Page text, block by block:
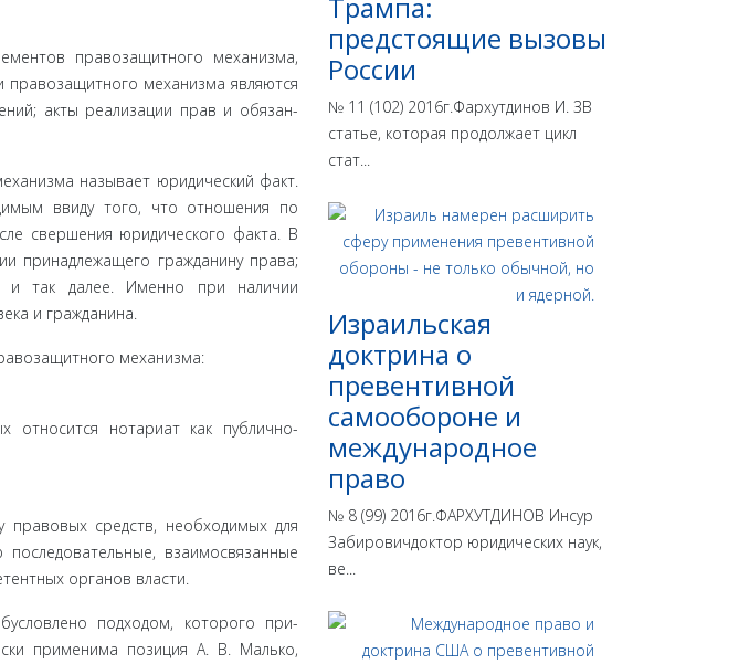
правозащитного механизма,
правозащитного механизма являются
акты реализации прав и обязан­
называет юридиче­ский факт.
ввиду того, что отноше­ния по
свершения юридического факта. В
принадлежащего гражда­нину права;
и так далее. Именно при наличии
и гражданина.
механизма:
относится нотариат как публично­
средств, необходимых для
взаимосвязанные
органов власти.
подходом, которого при­
применима позиция А. В. Малько,
Трампа:
предстоящие вызовы
России
№ 11 (102) 2016г.Фархутдинов И. ЗВ
статье, которая продолжает цикл
стат...
Израильская
доктрина o
превентивной
самообороне и
международное
право
№ 8 (99) 2016г.ФАРХУТДИНОВ Инсур
Забировичдоктор юридических наук,
ве...